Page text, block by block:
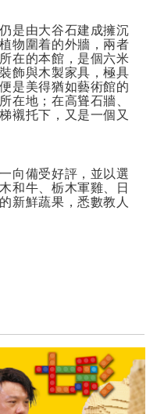
是由大谷石建成擁沉
物圍着的外牆，兩者
在的本館，是個六米
飾與木製家具，極具
是美得猶如藝術館的
在地；在高聳石牆、
襯托下，又是一個又
向備受好評，並以選
和牛、栃木軍雞、日
新鮮蔬果，悉數教人